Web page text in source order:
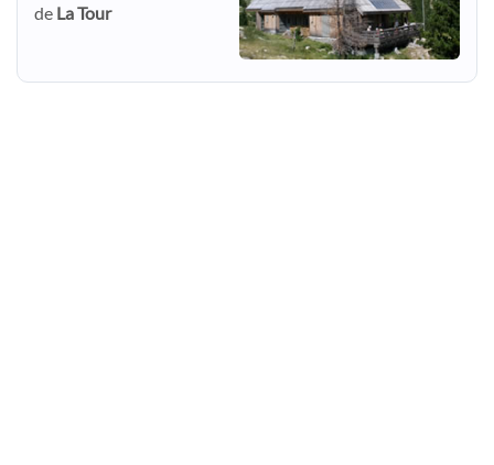
de La Tour